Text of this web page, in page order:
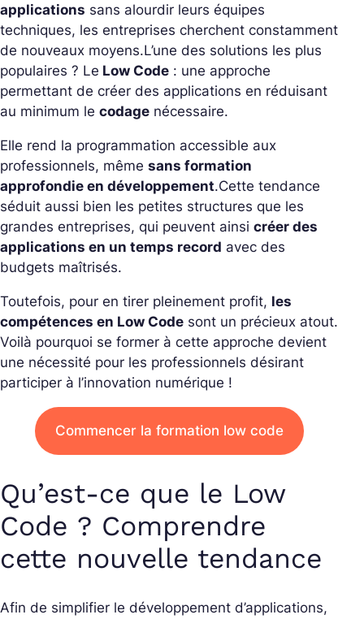
applications sans alourdir leurs équipes
techniques, les entreprises cherchent constamment
de nouveaux moyens.L’une des solutions les plus
populaires ? Le Low Code : une approche
permettant de créer des applications en réduisant
au minimum le codage nécessaire.
Elle rend la programmation accessible aux
professionnels, même sans formation
approfondie en développement.Cette tendance
séduit aussi bien les petites structures que les
grandes entreprises, qui peuvent ainsi créer des
applications en un temps record avec des
budgets maîtrisés.
Toutefois, pour en tirer pleinement profit, les
compétences en Low Code sont un précieux atout.
Voilà pourquoi se former à cette approche devient
une nécessité pour les professionnels désirant
participer à l’innovation numérique !
Commencer la formation low code
Qu’est-ce que le Low
Code ? Comprendre
cette nouvelle tendance
Afin de simplifier le développement d’applications,